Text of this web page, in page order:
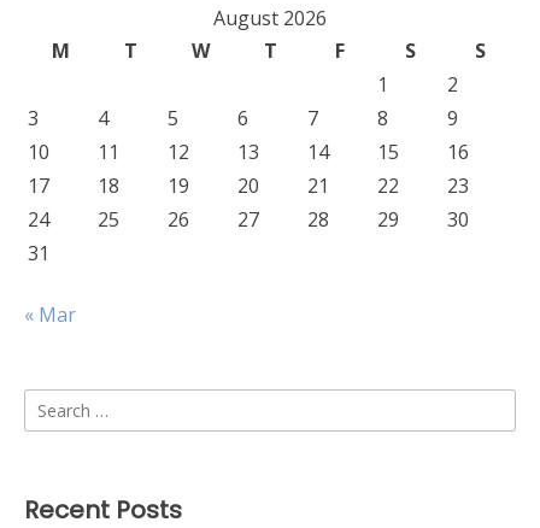
August 2026
M
T W T F S
S
1
2
3
4 5 6 7 8
9
10
11 12 13 14 15
16
17
18 19 20 21 22
23
24
25 26 27 28 29
30
31
« Mar
Search
for:
Recent Posts